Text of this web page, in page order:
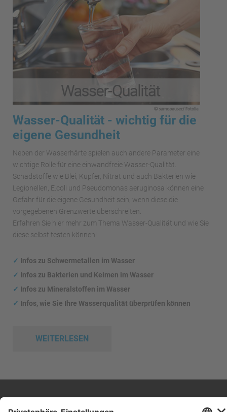
Wasser-Qualität - wichtig für die
eigene Gesundheit
Neben der Wasserhärte spielen auch andere Parameter eine
wichtige Rolle für eine einwandfreie Wasser-Qualität.
Schadstoffe wie Blei, Kupfer, Nitrat und auch Bakterien wie
Legionellen, E.coli und Pseudomonas aeruginosa können eine
Gefahr für die eigene Gesundheit sein, wenn diese die
vorgegebenen Grenzwerte überschreiten.
Erfahren Sie hier mehr zum Thema Wasser-Qualität und wie Sie
diese selbst testen können!
✓ Infos zu Schwermetallen im Wasser
✓ Infos zu Bakterien und Keimen im Wasser
✓ Infos zu Mineralstoffen im Wasser
✓ Infos, wie Sie Ihre Wasserqualität überprüfen können
WEITERLESEN